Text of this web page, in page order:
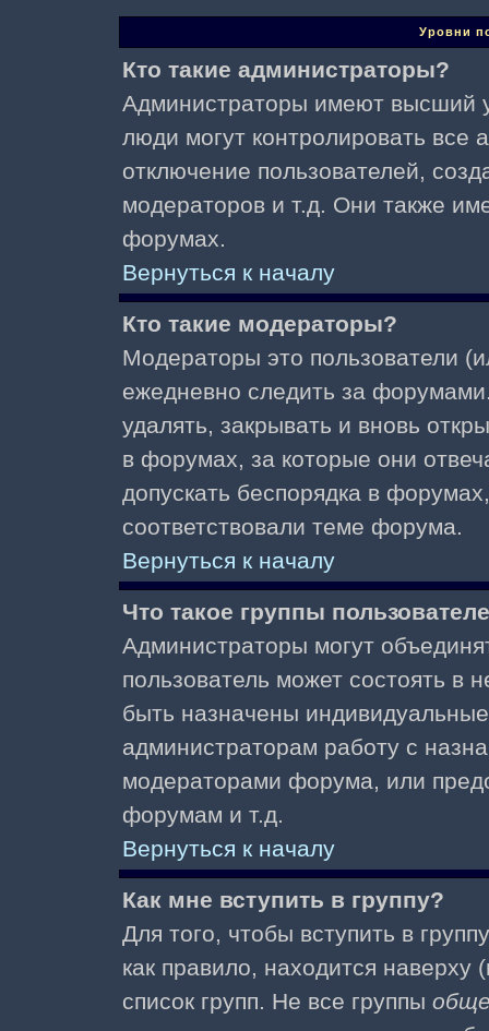
Уровни
Кто такие администраторы?
Администраторы имеют высший
люди могут контролировать все
отключение пользователей,
модераторов и т.д. Они также
форумах.
Вернуться к началу
Кто такие модераторы?
Модераторы это пользователи
ежедневно следить за
удалять, закрывать и вновь
в форумах, за которые они
допускать беспорядка в
соответствовали теме форума.
Вернуться к началу
Что такое группы
Администраторы могут
пользователь может состоять в
быть назначены
администраторам работу с
модераторами форума, или
форумам и т.д.
Вернуться к началу
Как мне вступить в группу?
Для того, чтобы вступить в
как правило, находится
список групп. Не все группы